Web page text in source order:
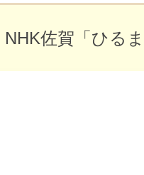
NHK佐賀「ひる